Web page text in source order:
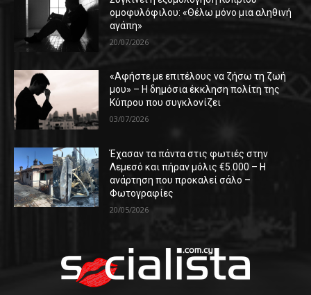
ομοφυλόφιλου: «Θέλω μόνο μια αληθινή
αγάπη»
20/07/2026
«Αφήστε με επιτέλους να ζήσω τη ζωή
μου» – Η δημόσια έκκληση πολίτη της
Κύπρου που συγκλονίζει
03/07/2026
Έχασαν τα πάντα στις φωτιές στην
Λεμεσό και πήραν μόλις €5.000 – Η
ανάρτηση που προκαλεί σάλο –
Φωτογραφίες
20/05/2026